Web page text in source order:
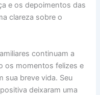
e os depoimentos das
clareza sobre o
continuam a
os momentos felizes e
sua breve vida. Seu
deixaram uma